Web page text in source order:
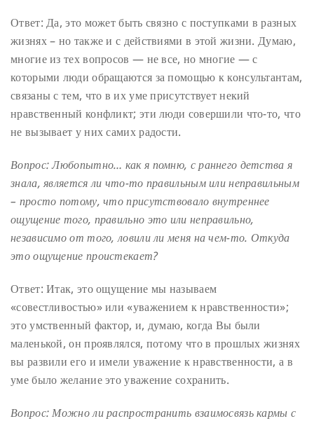
Ответ: Да, это может быть связно с поступками в разных
жизнях – но также и с действиями в этой жизни. Думаю,
многие из тех вопросов — не все, но многие — с
которыми люди обращаются за помощью к консультантам,
связаны с тем, что в их уме присутствует некий
нравственный конфликт; эти люди совершили что-то, что
не вызывает у них самих радости.
Вопрос: Любопытно… как я помню, с раннего детства я
знала, является ли что-то правильным или неправильным
– просто потому, что присутствовало внутреннее
ощущение того, правильно это или неправильно,
независимо от того, ловили ли меня на чем-то. Откуда
это ощущение проистекает?
Ответ: Итак, это ощущение мы называем
«совестливостью» или «уважением к нравственности»;
это умственный фактор, и, думаю, когда Вы были
маленькой, он проявлялся, потому что в прошлых жизнях
вы развили его и имели уважение к нравственности, а в
уме было желание это уважение сохранить.
Вопрос: Можно ли распространить взаимосвязь кармы с